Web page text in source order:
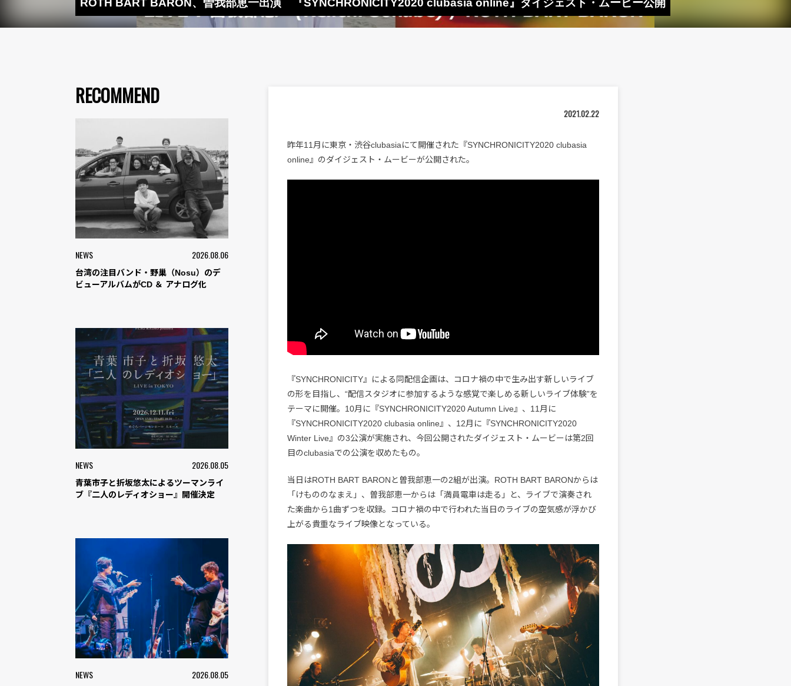
ROTH BART BARON、曽我部恵一出演 『SYNCHRONICITY2020 clubasia online』ダイジェスト・ムービー公開
RECOMMEND
NEWS 2026.08.06
台湾の注目バンド・野巢（Nosu）のデ
ビューアルバムがCD ＆ アナログ化
NEWS 2026.08.05
青葉市子と折坂悠太によるツーマンライ
ブ『二人のレディオショー』開催決定
NEWS 2026.08.05
2021.02.22
昨年11月に東京・渋谷clubasiaにて開催された『SYNCHRONICITY2020 clubasia
online』のダイジェスト・ムービーが公開された。
『SYNCHRONICITY』による同配信企画は、コロナ禍の中で生み出す新しいライブ
の形を目指し、“配信スタジオに参加するような感覚で楽しめる新しいライブ体験”を
テーマに開催。10月に『SYNCHRONICITY2020 Autumn Live』、11月に
『SYNCHRONICITY2020 clubasia online』、12月に『SYNCHRONICITY2020
Winter Live』の3公演が実施され、今回公開されたダイジェスト・ムービーは第2回
目のclubasiaでの公演を収めたもの。
当日はROTH BART BARONと曽我部恵一の2組が出演。ROTH BART BARONからは
「けもののなまえ」、曽我部恵一からは「満員電車は走る」と、ライブで演奏され
た楽曲から1曲ずつを収録。コロナ禍の中で行われた当日のライブの空気感が浮かび
上がる貴重なライブ映像となっている。